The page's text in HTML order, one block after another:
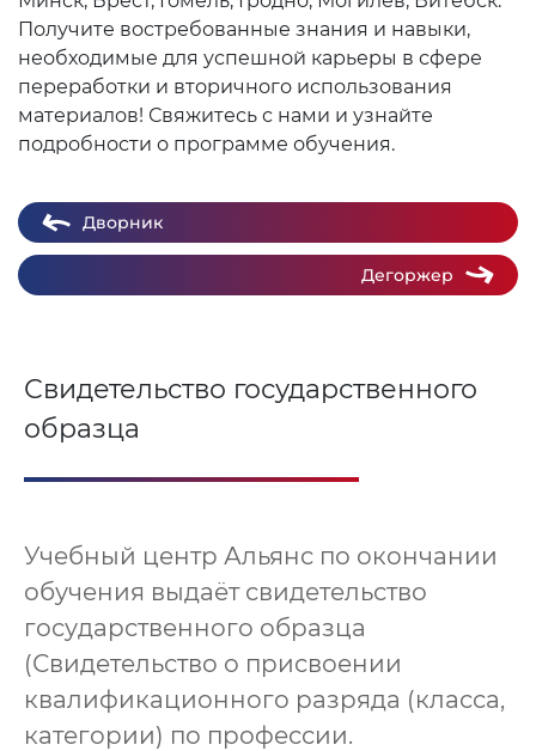
Получите востребованные знания и навыки,
необходимые для успешной карьеры в сфере
переработки и вторичного использования
материалов! Свяжитесь с нами и узнайте
подробности о программе обучения.
Дворник
Дегоржер
Свидетельство государственного
образца
Учебный центр Альянс по окончании
обучения выдаёт свидетельство
государственного образца
(Свидетельство о присвоении
квалификационного разряда (класса,
категории) по профессии.